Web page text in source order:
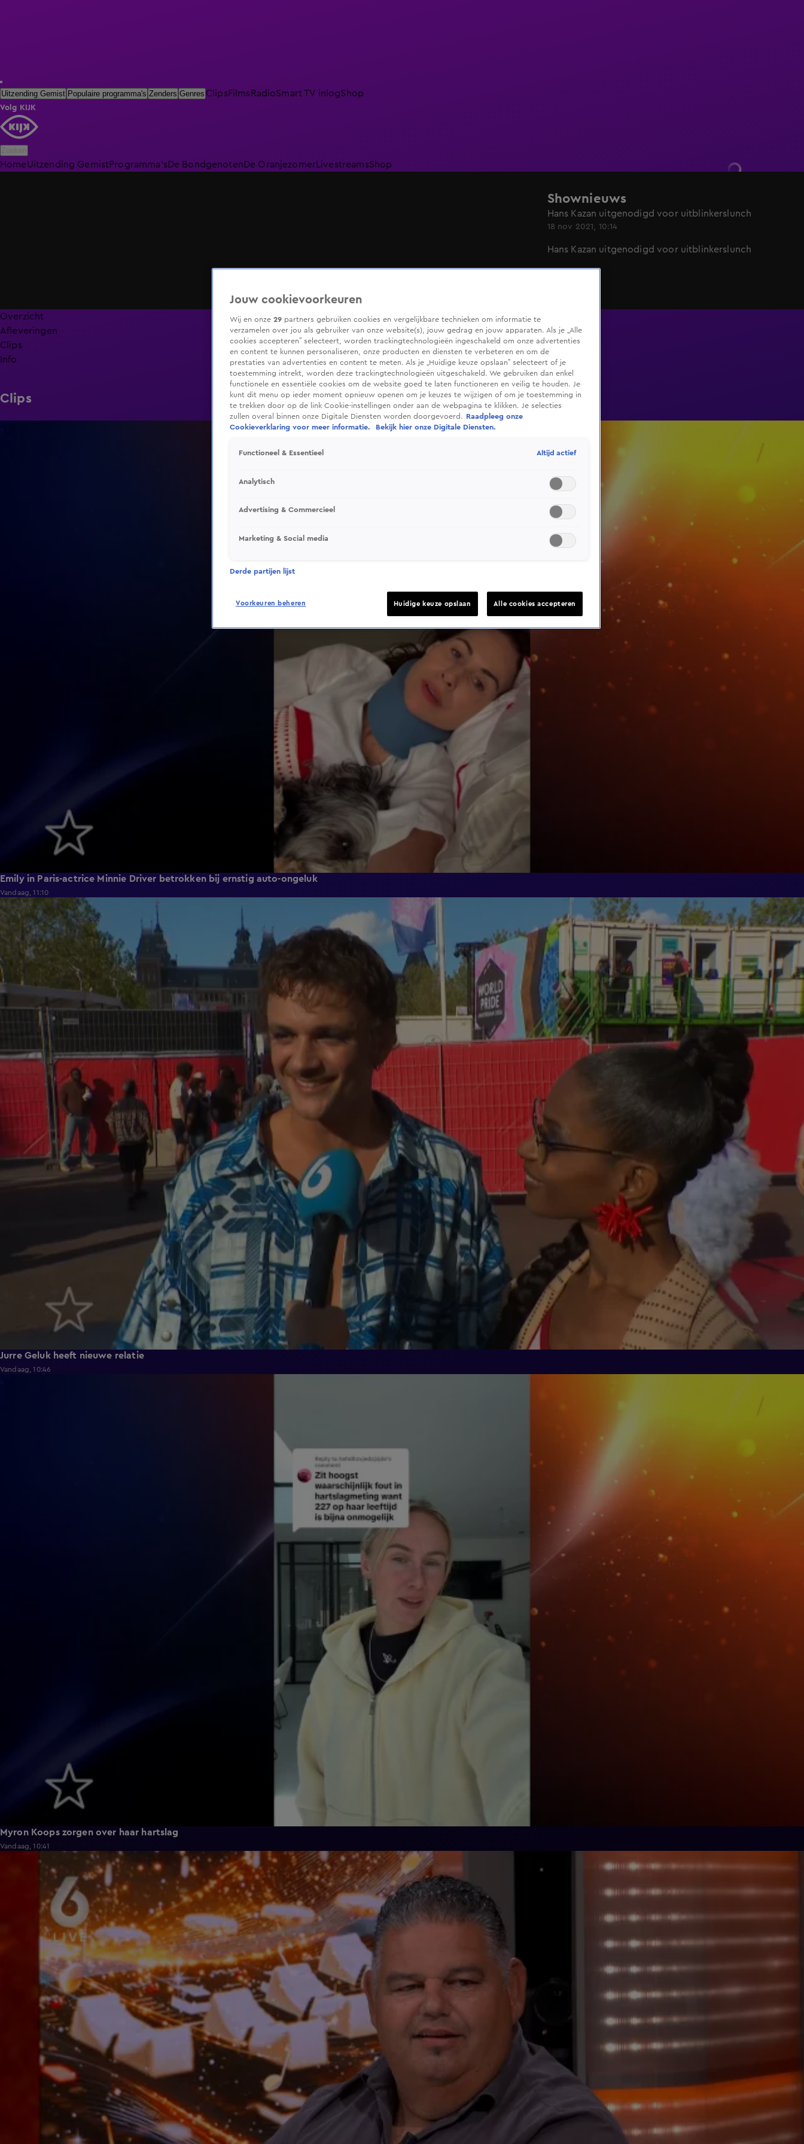
Uitzending Gemist Populaire programma's Zenders Genres ClipsFilmsRadioSmart TV inlogShop
Volg KIJK
HomeUitzending GemistProgramma'sDe BondgenotenDe Oranjezomer LivestreamsShop
Shownieuws
Hans Kazan uitgenodigd voor uitblinkerslunch
18 nov 2021, 10:14
Hans Kazan uitgenodigd voor uitblinkerslunch
Overzicht
Afleveringen
Clips
Info
Clips
Emily in Paris-actrice Minnie Driver betrokken bij ernstig auto-ongeluk
Vandaag, 11:10
Jurre Geluk heeft nieuwe relatie
Vandaag, 10:46
Myron Koops zorgen over haar hartslag
Vandaag, 10:41
Jouw cookievoorkeuren
Wij en onze 29 partners gebruiken cookies en vergelijkbare technieken om informatie te
verzamelen over jou als gebruiker van onze website(s), jouw gedrag en jouw apparaten. Als je „Alle
cookies accepteren” selecteert, worden trackingtechnologieën ingeschakeld om onze advertenties
en content te kunnen personaliseren, onze producten en diensten te verbeteren en om de
prestaties van advertenties en content te meten. Als je „Huidige keuze opslaan” selecteert of je
toestemming intrekt, worden deze trackingtechnologieën uitgeschakeld. We gebruiken dan enkel
functionele en essentiële cookies om de website goed te laten functioneren en veilig te houden. Je
kunt dit menu op ieder moment opnieuw openen om je keuzes te wijzigen of om je toestemming in
te trekken door op de link Cookie-instellingen onder aan de webpagina te klikken. Je selecties
zullen overal binnen onze Digitale Diensten worden doorgevoerd.
Raadpleeg onze
Cookieverklaring voor meer informatie.
Bekijk hier onze Digitale Diensten.
Functioneel & Essentieel Altijd actief
Analytisch
Advertising & Commercieel
Marketing & Social media
Derde partijen lijst
Voorkeuren beheren Huidige keuze opslaan Alle cookies accepteren